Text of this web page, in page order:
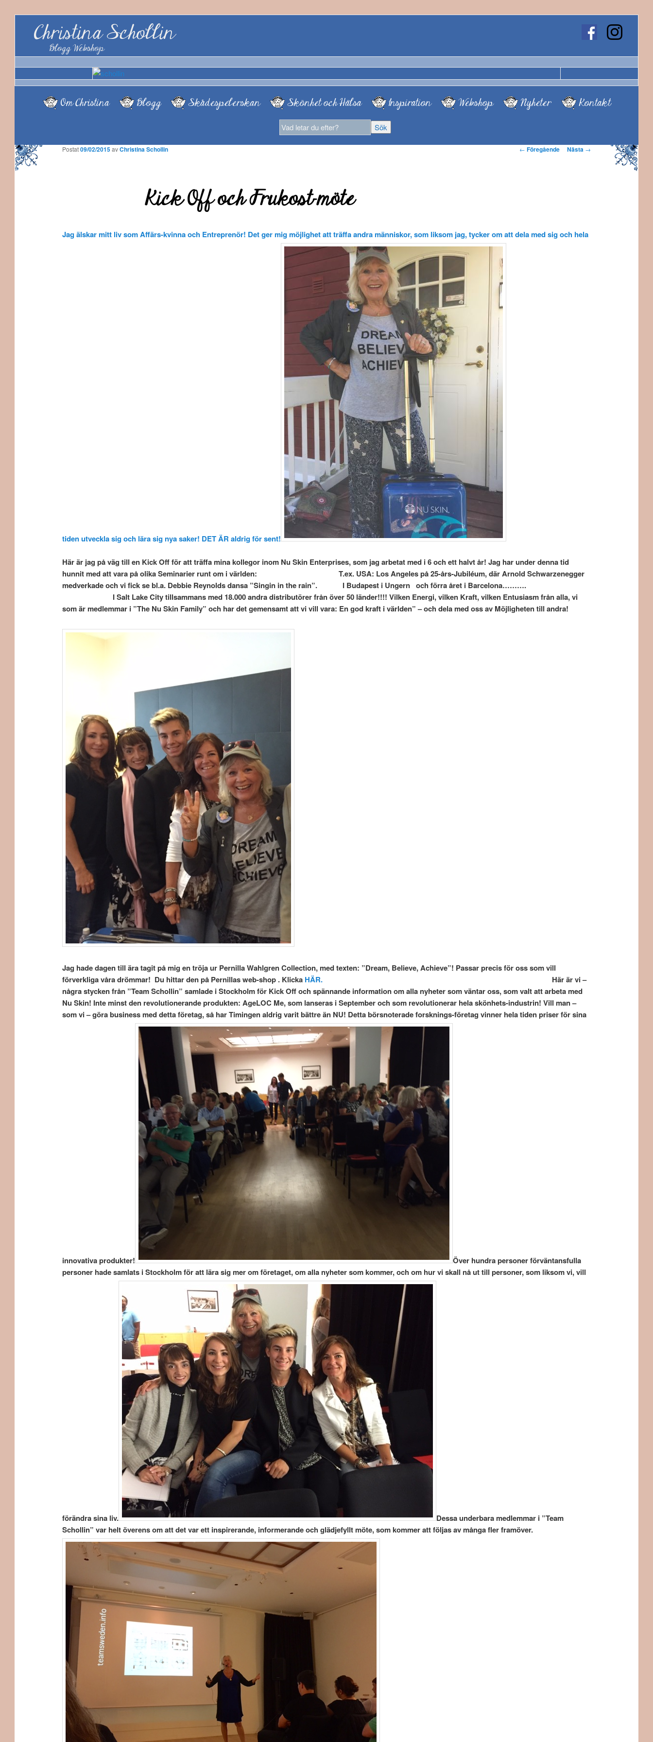
Christina Schollin
Blogg Webshop
Om Christina Blogg Skådespelerskan Skönhet och Hälsa Inspiration Webshop Nyheter Kontakt
Inläggsnavigering
← Föregående Nästa →
Kick Off och Frukost-möte
Postat09/02/2015 avChristina Schollin
Jag älskar mitt liv som Affärs-kvinna och Entreprenör! Det ger mig möjlighet att träffa andra människor, som liksom jag, tycker om att dela med sig och hela
tiden utveckla sig och lära sig nya saker! DET ÄR aldrig för sent!
Här är jag på väg till en Kick Off för att träffa mina kollegor inom Nu Skin Enterprises, som jag arbetat med i 6 och ett halvt år! Jag har under denna tid
hunnit med att vara på olikaSeminarier runt om i världen: T.ex. USA: Los Angeles på 25-års-Jubiléum, där Arnold Schwarzenegger
medverkade och vi fick se bl.a. Debbie Reynolds dansa ”Singin in the rain”. I Budapest i Ungern och förra året i Barcelona……….
I Salt Lake City tillsammans med 18.000 andra distributörer från över 50 länder!!!! Vilken Energi, vilken Kraft, vilken Entusiasm från alla, vi
som är medlemmar i ”The Nu Skin Family” och har det gemensamt att vi vill vara: En god kraft i världen” – och dela med oss av Möjligheten till andra!
Jag hade dagen till ära tagit på mig en tröja ur Pernilla Wahlgren Collection, med texten: ”Dream, Believe, Achieve”! Passar precis för oss som vill
förverkliga våra drömmar! Du hittar den på Pernillas web-shop . Klicka HÄR.
Här är vi –
några stycken från ”Team Schollin” samlade i Stockholm för Kick Off och spännande information om alla nyheter som väntar oss, som valt att arbeta med
Nu Skin! Inte minst den revolutionerande produkten: AgeLOC Me, som lanseras i September och som revolutionerar hela skönhets-industrin! Vill man –
som vi – göra business med detta företag, så har Timingen aldrig varit bättre än NU! Detta börsnoterade forsknings-företag vinner hela tiden priser för sina
innovativa produkter!
Över hundra personer förväntansfulla
personer hade samlats i Stockholm för att lära sig mer om företaget, om alla nyheter som kommer, och om hur vi skall nå ut till personer, som liksom vi, vill
förändra sina liv.
Dessa underbara medlemmar i ”Team
Schollin” var helt överens om att det var ett inspirerande, informerande och glädjefyllt möte, som kommer att följas av många fler framöver.